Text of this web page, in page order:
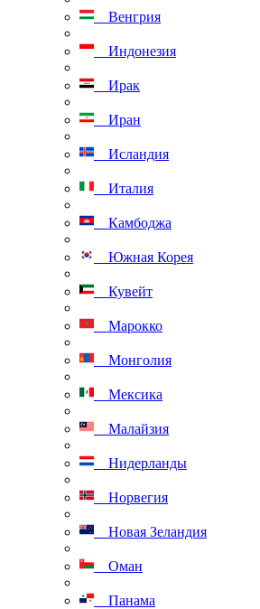
Венгрия
Индонезия
Ирак
Иран
Исландия
Италия
Камбоджа
Южная Корея
Кувейт
Марокко
Монголия
Мексика
Малайзия
Нидерланды
Норвегия
Новая Зеландия
Оман
Панама